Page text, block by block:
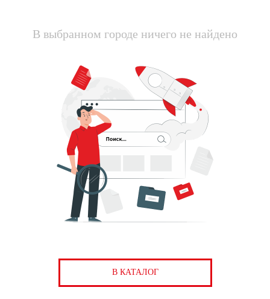
В выбранном городе ничего не найдено
В КАТАЛОГ